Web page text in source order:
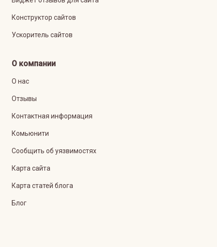
Конструктор сайтов
Ускоритель сайтов
О компании
О нас
Отзывы
Контактная информация
Комьюнити
Сообщить об уязвимостях
Карта сайта
Карта статей блога
Блог